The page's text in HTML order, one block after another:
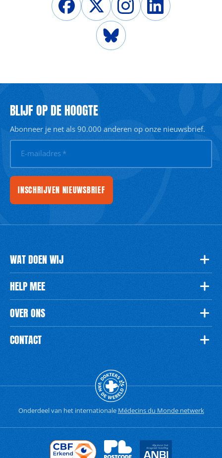
BLIJF OP DE HOOGTE
Abonneer je net als 90.000 anderen op onze nieuwsbrief.
E-mailadres *
INSCHRIJVEN NIEUWSBRIEF
WAT DOEN WIJ
HELP MEE
OVER ONS
CONTACT
Onderdeel van het internationale Médecins du Monde netwerk